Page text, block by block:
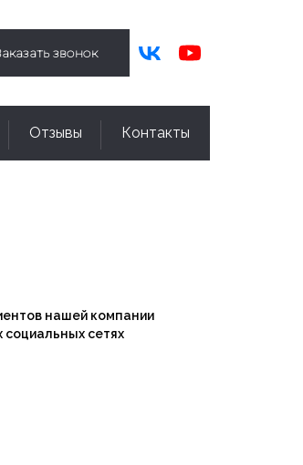
звонок
Отзывы Контакты
нашей компании
социальных сетях